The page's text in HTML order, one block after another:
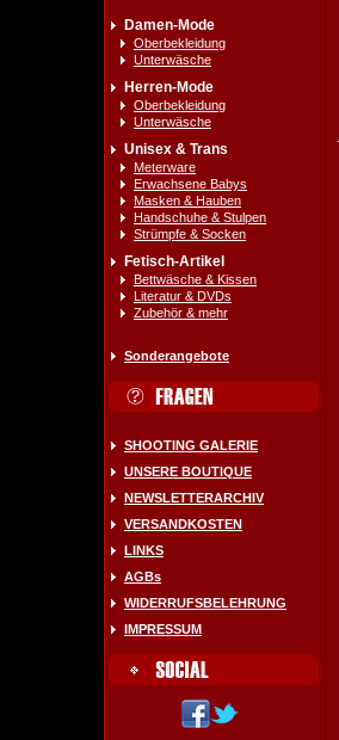
Damen-Mode
Oberbekleidung
Unterwäsche
Herren-Mode
Oberbekleidung
Unterwäsche
Unisex & Trans
Meterware
Erwachsene Babys
Masken & Hauben
Handschuhe & Stulpen
Strümpfe & Socken
Fetisch-Artikel
Bettwäsche & Kissen
Literatur & DVDs
Zubehör & mehr
Sonderangebote
SHOOTING GALERIE
UNSERE BOUTIQUE
NEWSLETTERARCHIV
VERSANDKOSTEN
LINKS
AGBs
WIDERRUFSBELEHRUNG
IMPRESSUM